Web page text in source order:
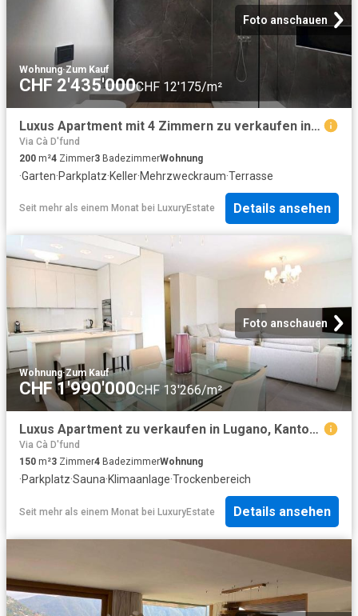
Foto anschauen
Wohnung·Zum Kauf
CHF 2'435'000CHF 12'175/m²
Luxus Apartment mit 4 Zimmern zu verkaufen in Lugano, Tessin
Via Cà D'fund
200 m²4 Zimmer3 BadezimmerWohnung
·Garten·Parkplatz·Keller·Mehrzweckraum·Terrasse
Seit mehr als einem Monat bei LuxuryEstate Details ansehen
Foto anschauen
Wohnung·Zum Kauf
CHF 1'990'000CHF 13'266/m²
Luxus Apartment zu verkaufen in Lugano, Kanton Tessin
Via Cà D'fund
150 m²3 Zimmer4 BadezimmerWohnung
·Parkplatz·Sauna·Klimaanlage·Trockenbereich
Seit mehr als einem Monat bei LuxuryEstate Details ansehen